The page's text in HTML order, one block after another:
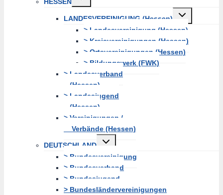
erweitern
LANDESVEREINIGUNG (Hessen)
Untermenü
erweitern
> Landesvereinigung (Hessen)
> Kreisvereinigungen (Hessen)
> Ortsvereinigungen (Hessen)
> Bildungswerk (FWK)
> Landesverband
(Hessen)
> Landesjugend
(Hessen)
> Vereinigungen /
Verbände (Hessen)
DEUTSCHLAND
Untermenü
erweitern
> Bundesvereinigung
> Bundesverband
> Bundesjugend
> Bundesländervereinigungen